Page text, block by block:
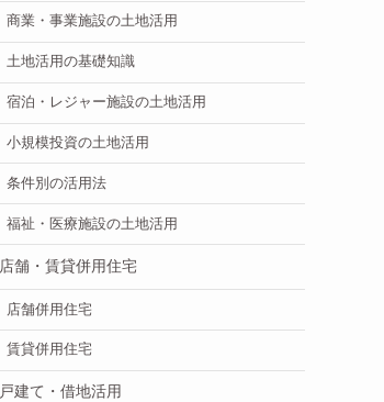
商業・事業施設の土地活用
土地活用の基礎知識
宿泊・レジャー施設の土地活用
小規模投資の土地活用
条件別の活用法
福祉・医療施設の土地活用
店舗・賃貸併用住宅
店舗併用住宅
賃貸併用住宅
戸建て・借地活用